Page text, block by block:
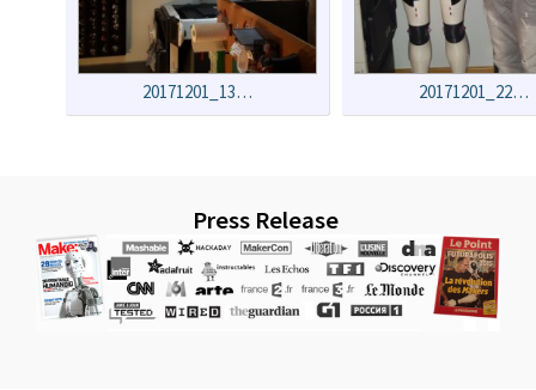
20171201_13… 20171201_22…
Press Release